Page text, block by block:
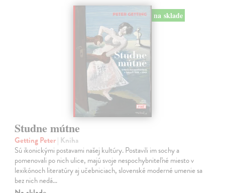
na sklade
Studne mútne
Getting Peter| Kniha
Sú ikonickými postavami našej kultúry. Postavili im sochy a
pomenovali po nich ulice, majú svoje nespochybniteľné miesto v
lexikónoch literatúry aj učebniciach, slovenské moderné umenie sa
bez nich nedá…